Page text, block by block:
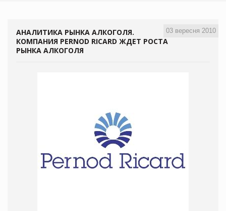
03 вересня 2010
АНАЛИТИКА РЫНКА АЛКОГОЛЯ.
КОМПАНИЯ PERNOD RICARD ЖДЕТ РОСТА
РЫНКА АЛКОГОЛЯ